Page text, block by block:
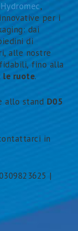
Hydromec,
per i
dai
di
alle nostre
fino alla
le ruote.
allo stand D05
in
|